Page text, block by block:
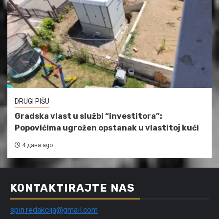
DRUGI PIŠU
Gradska vlast u službi “investitora”:
Popovićima ugrožen opstanak u vlastitoj kući
4 дана ago
KONTAKTIRAJTE NAS
spin.redakcija@gmail.com